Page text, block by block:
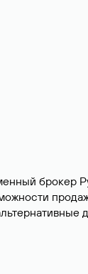
брокер